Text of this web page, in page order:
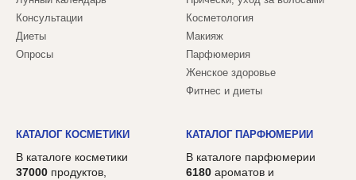
Консультации
Диеты
Опросы
Косметология
Макияж
Парфюмерия
Женское здоровье
Фитнес и диеты
КАТАЛОГ КОСМЕТИКИ
В каталоге косметики
37000 продуктов,
КАТАЛОГ ПАРФЮМЕРИИ
В каталоге парфюмерии
6180 ароматов и